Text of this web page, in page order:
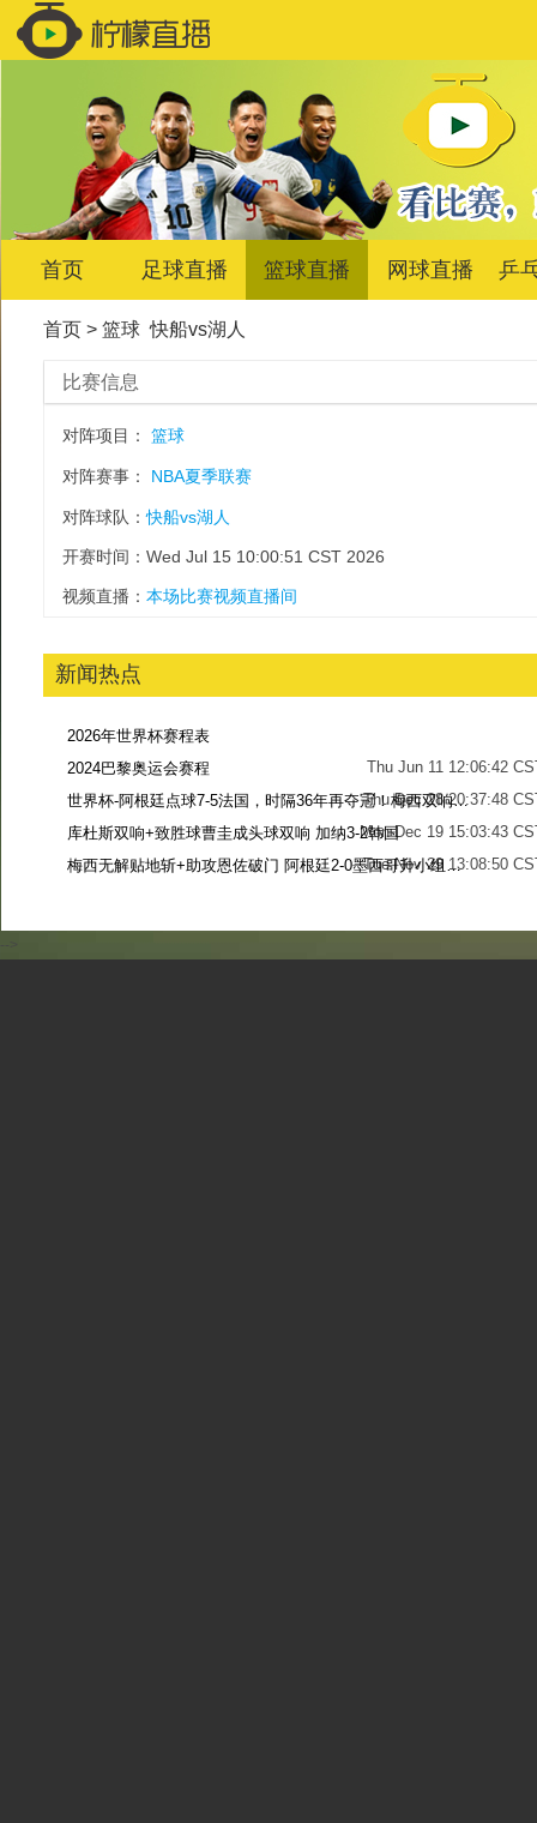
首页 足球直播 篮球直播 网球直播 乒
首页> 篮球 快船vs湖人
比赛信息
对阵项目： 篮球
对阵赛事： NBA夏季联赛
对阵球队：快船vs湖人
开赛时间：Wed Jul 15 10:00:51 CST 2026
视频直播： 本场比赛视频直播间
新闻热点
2026年世界杯赛程表
Thu Jun 11 12:06:42
2024巴黎奥运会赛程
Thu Dec 28 20:37:48
世界杯-阿根廷点球7-5法国，时隔36年再夺冠！梅西双响姆巴佩戴帽
Mon Dec 19 15:03:43
库杜斯双响+致胜球曹圭成头球双响 加纳3-2韩国
Tue Nov 29 13:08:50
梅西无解贴地斩+助攻恩佐破门 阿根廷2-0墨西哥升小组第二